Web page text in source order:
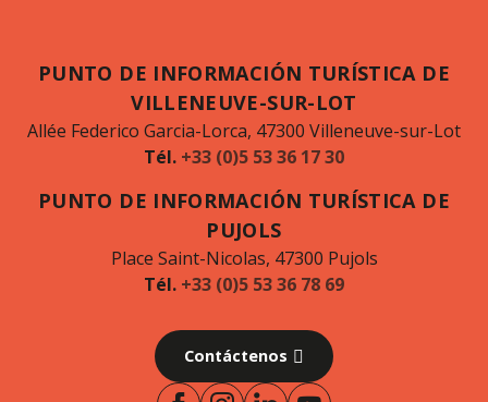
PUNTO DE INFORMACIÓN TURÍSTICA DE
VILLENEUVE-SUR-LOT
Allée Federico Garcia-Lorca, 47300 Villeneuve-sur-Lot
Tél. +33 (0)5 53 36 17 30
PUNTO DE INFORMACIÓN TURÍSTICA DE
PUJOLS
Place Saint-Nicolas, 47300 Pujols
Tél. +33 (0)5 53 36 78 69
Contáctenos